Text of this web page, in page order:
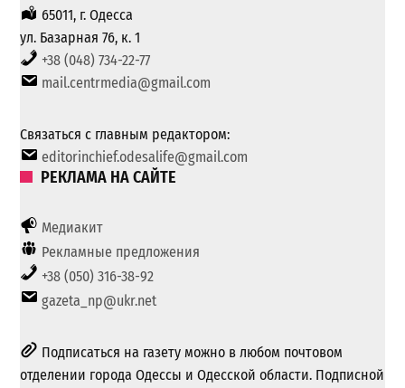
65011, г. Одесса
ул. Базарная 76, к. 1
+38 (048) 734-22-77
mail.centrmedia@gmail.com
Связаться с главным редактором:
editorinchief.odesalife@gmail.com
РЕКЛАМА НА САЙТЕ
Медиакит
Рекламные предложения
+38 (050) 316-38-92
gazeta_np@ukr.net
Подписаться на газету можно в любом почтовом
отделении города Одессы и Одесской области. Подписной